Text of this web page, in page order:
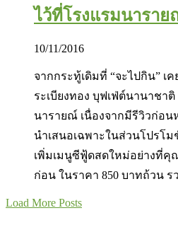
ไว้ที่โรงแรมนารา
10/11/2016
จากกระทู้เดิมที่ “จะไปกิน” เ
ระเบียงทอง บุฟเฟ่ต์นานาชา
นารายณ์ เนื่องจากมีรีวิวก่อน
นำเสนอเฉพาะในส่วนโปรโม
เพิ่มเมนูซีฟู้ดสดใหม่อย่างที่
ก่อน ในราคา 850 บาทถ้วน
Load More Posts